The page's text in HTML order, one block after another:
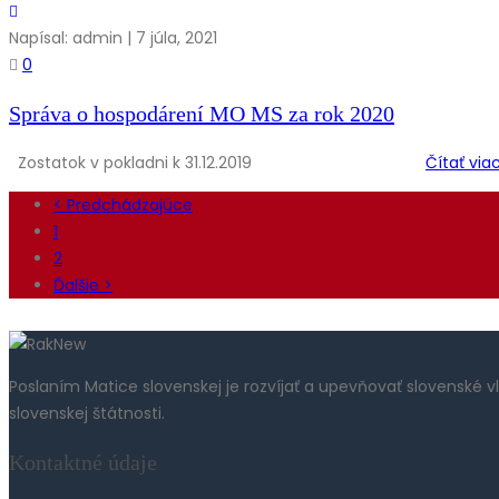
Napísal: admin | 7 júla, 2021
0
Správa o hospodárení MO MS za rok 2020
Zostatok v pokladni k 31.12.2019 Čítať viac
< Predchádzajúce
1
2
Ďalšie >
Poslaním Matice slovenskej je rozvíjať a upevňovať
slovenskej štátnosti.
Kontaktné údaje